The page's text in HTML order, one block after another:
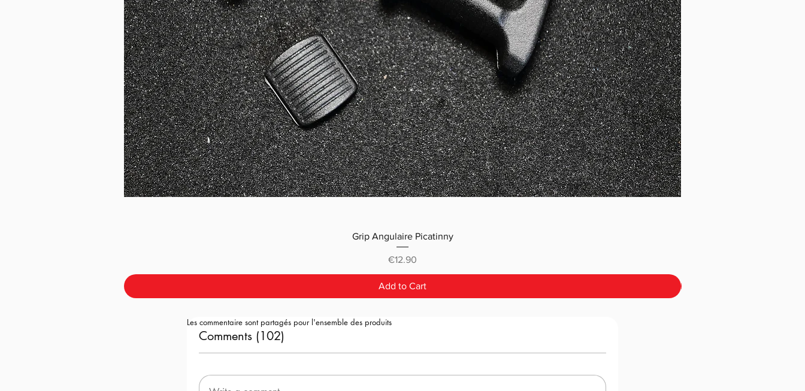
Grip Angulaire Picatinny
Price
€12.90
Add to Cart
Comments (102)
Les commentaire sont partagés pour l'ensemble des produits